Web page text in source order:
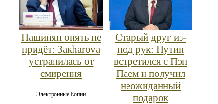
Пашинян опять не
придёт: Закharova
устранилась от
смирения
Электронные Копии
Старый друг из-
под рук: Путин
встретился с Пэн
Паем и получил
неожиданный
подарок